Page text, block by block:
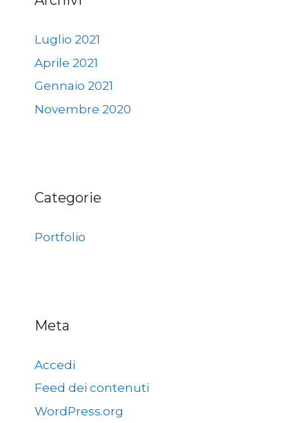
Luglio 2021
Aprile 2021
Gennaio 2021
Novembre 2020
Categorie
Portfolio
Meta
Accedi
Feed dei contenuti
WordPress.org